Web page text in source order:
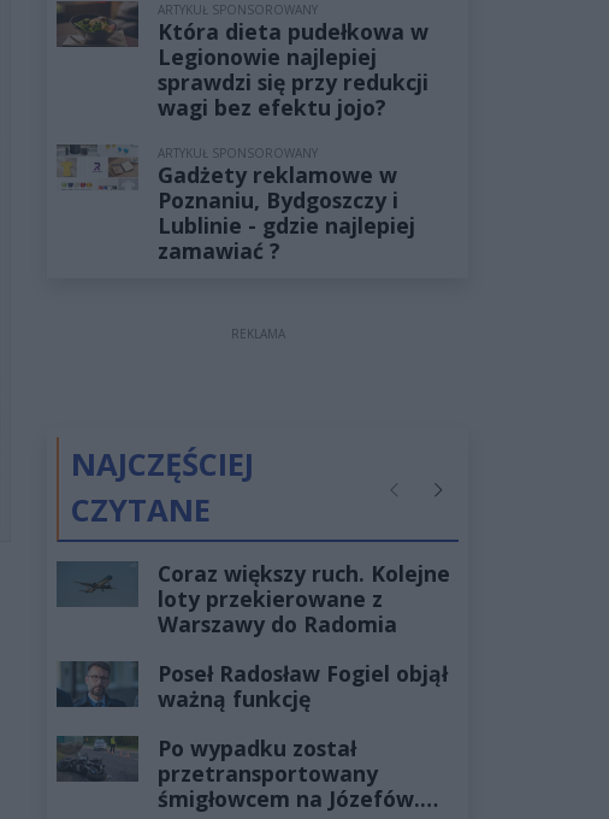
ARTYKUŁ SPONSOROWANY
Która dieta pudełkowa w
Legionowie najlepiej
sprawdzi się przy redukcji
wagi bez efektu jojo?
ARTYKUŁ SPONSOROWANY
Gadżety reklamowe w
Poznaniu, Bydgoszczy i
Lublinie - gdzie najlepiej
zamawiać ?
REKLAMA
NAJCZĘŚCIEJ
CZYTANE
PoprzednieNastępne
Coraz większy ruch. Kolejne
loty przekierowane z
Warszawy do Radomia
Poseł Radosław Fogiel objął
ważną funkcję
Po wypadku został
przetransportowany
śmigłowcem na Józefów.